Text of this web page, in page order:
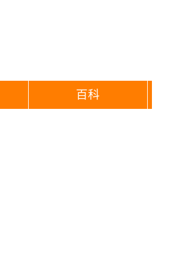
百科